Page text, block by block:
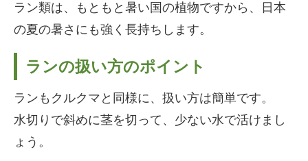
ラン類は、もともと暑い国の植物ですから、日本
の夏の暑さにも強く長持ちします。
ランの扱い方のポイント
ランもクルクマと同様に、扱い方は簡単です。
水切りで斜めに茎を切って、少ない水で活けまし
ょう。